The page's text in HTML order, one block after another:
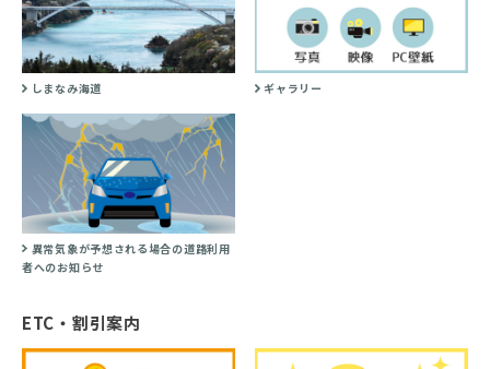
しまなみ海道 ギャラリー
異常気象が予想される場合の道路利用
者へのお知らせ
ETC・割引案内